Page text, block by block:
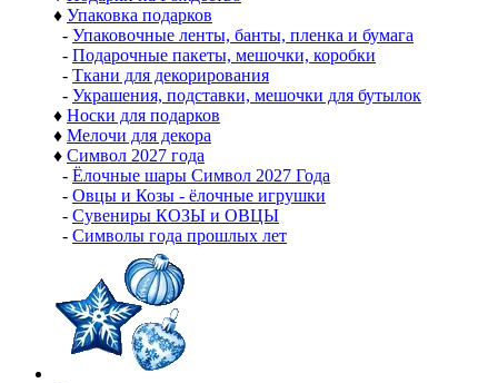
♦ Упаковка подарков
- Упаковочные ленты, банты, пленка и бумага
- Подарочные пакеты, мешочки, коробки
- Ткани для декорирования
- Украшения, подставки, мешочки для бутылок
♦ Носки для подарков
♦ Мелочи для декора
♦ Символ 2027 года
- Ёлочные шары Символ 2027 Года
- Овцы и Козы - ёлочные игрушки
- Сувениры КОЗЫ и ОВЦЫ
- Символы года прошлых лет